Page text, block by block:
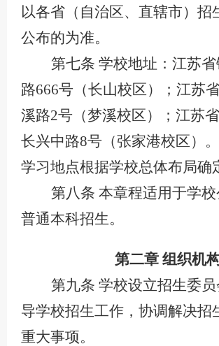
以各省（自治区、直辖市）招
公布的为准。
第七条 学校地址：江苏
路666号（长山校区）；江苏
溪路2号（梦溪校区）；江苏
长兴中路8号（张家港校区）
学习地点根据学校总体布局确
第八条 本章程适用于学校
普通本科招生。
第二章 组织机
第九条 学校设立招生委员
导学校招生工作，协调解决招
重大事项。